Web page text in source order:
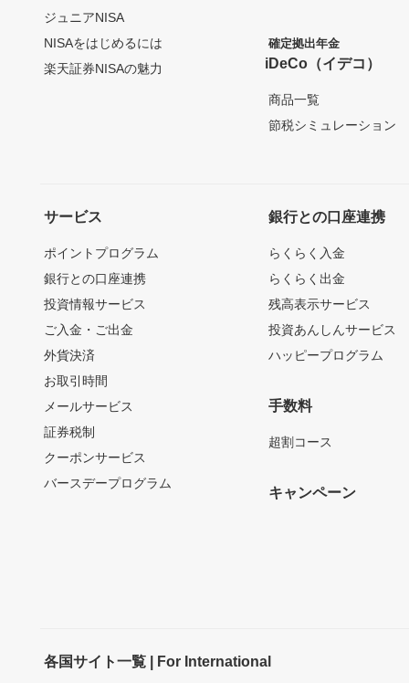
ジュニアNISA
NISAをはじめるには
楽天証券NISAの魅力
確定拠出年金
iDeCo（イデコ）
商品一覧
節税シミュレーション
サービス
ポイントプログラム
銀行との口座連携
投資情報サービス
ご入金・ご出金
外貨決済
お取引時間
メールサービス
証券税制
クーポンサービス
バースデープログラム
銀行との口座連携
らくらく入金
らくらく出金
残高表示サービス
投資あんしんサービス
ハッピープログラム
手数料
超割コース
キャンペーン
各国サイト一覧 | For International